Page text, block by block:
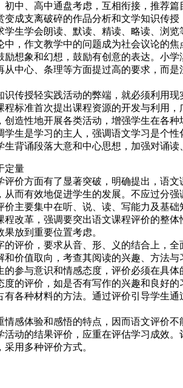
、高中通盘考虑，互相衔接，推荐篇
变成支离破碎的作品分析和文学知识传
生学会朗读、默读、精读、略读、浏览
作文教学中的问题成为社会议论的焦
励想象和幻想，鼓励有创意的表达。小
从中心、条理等方面提过高的要求，而
授轻实践活动的弊端，就必须利用现
程标准首次提出课程资源的开发与利用
造性地开展各类活动，增强学生在各种
是学习的主人，强调语文学习是个性
生背诵段落大意和中心思想，加强对诵
定量
方面有了显著突破，明确提出，语文
而有效地促进学生的发展。不应过分强
要集中在听、说、读、写能力及基础
程改革，强调要突出语文课程评价的整
放到重要位置考虑。
价，要求从音、形、义的结合上，全
和价值取向，考查其阅读的兴趣、方法
的参与意识和情感态度，评价必须在具
度的评价，如是否有写作的兴趣和良好
有各种材料的方法。通过评价引导学生
体验和感悟的特点，因而语文评价不
活动的结果评价，应重在评估学习成效
用多种评价方式。